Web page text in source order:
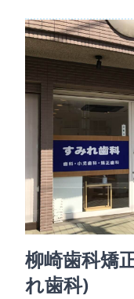
柳崎歯科矯
れ歯科)